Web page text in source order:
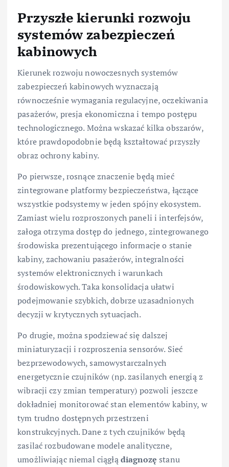
Przyszłe kierunki rozwoju
systemów zabezpieczeń
kabinowych
Kierunek rozwoju nowoczesnych systemów
zabezpieczeń kabinowych wyznaczają
równocześnie wymagania regulacyjne, oczekiwania
pasażerów, presja ekonomiczna i tempo postępu
technologicznego. Można wskazać kilka obszarów,
które prawdopodobnie będą kształtować przyszły
obraz ochrony kabiny.
Po pierwsze, rosnące znaczenie będą mieć
zintegrowane platformy bezpieczeństwa, łączące
wszystkie podsystemy w jeden spójny ekosystem.
Zamiast wielu rozproszonych paneli i interfejsów,
załoga otrzyma dostęp do jednego, zintegrowanego
środowiska prezentującego informacje o stanie
kabiny, zachowaniu pasażerów, integralności
systemów elektronicznych i warunkach
środowiskowych. Taka konsolidacja ułatwi
podejmowanie szybkich, dobrze uzasadnionych
decyzji w krytycznych sytuacjach.
Po drugie, można spodziewać się dalszej
miniaturyzacji i rozproszenia sensorów. Sieć
bezprzewodowych, samowystarczalnych
energetycznie czujników (np. zasilanych energią z
wibracji czy zmian temperatury) pozwoli jeszcze
dokładniej monitorować stan elementów kabiny, w
tym trudno dostępnych przestrzeni
konstrukcyjnych. Dane z tych czujników będą
zasilać rozbudowane modele analityczne,
umożliwiając niemal ciągłądiagnozę stanu